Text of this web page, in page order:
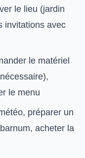
le lieu (jardin
invitations avec
le matériel
le menu
préparer un
acheter la